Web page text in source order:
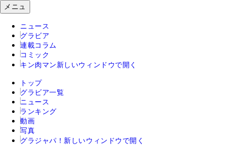
メニュ
ニュース
グラビア
連載コラム
コミック
キン肉マン 新しいウィンドウで開く
トップ
グラビア一覧
ニュース
ランキング
動画
写真
グラジャパ！ 新しいウィンドウで開く